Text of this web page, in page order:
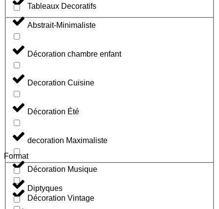
Tableaux Decoratifs
Abstrait-Minimaliste
Décoration chambre enfant
Decoration Cuisine
Décoration Été
decoration Maximaliste
Décoration Musique
Décoration Vintage
Format
Diptyques